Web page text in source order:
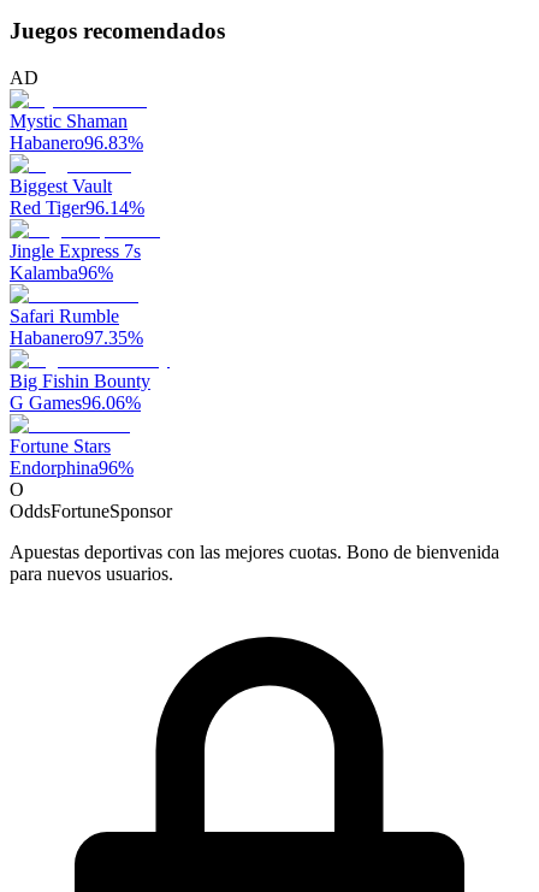
Juegos recomendados
AD
Mystic Shaman
Habanero96.83%
Biggest Vault
Red Tiger96.14%
Jingle Express 7s
Kalamba96%
Safari Rumble
Habanero97.35%
Big Fishin Bounty
G Games96.06%
Fortune Stars
Endorphina96%
O
OddsFortuneSponsor
Apuestas deportivas con las mejores cuotas. Bono de bienvenida
para nuevos usuarios.